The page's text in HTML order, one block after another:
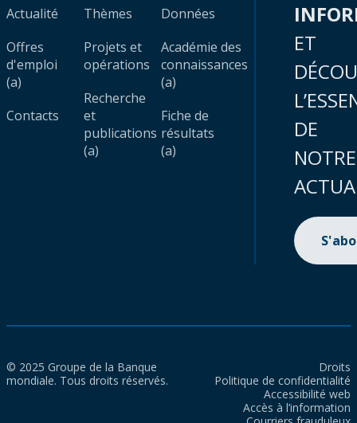
Actualité
Offres
d'emploi
(a)
Contacts
Thèmes
Projets et
opérations
Recherche
et
publications
(a)
Données
Académie des
connaissances
(a)
Fiche de
résultats
(a)
ET
DE
NOTRE
© 2025 Groupe de la Banque
mondiale. Tous droits réservés.
Droits
Politique de confidentialité
Accessibilité web
Accès à l’information